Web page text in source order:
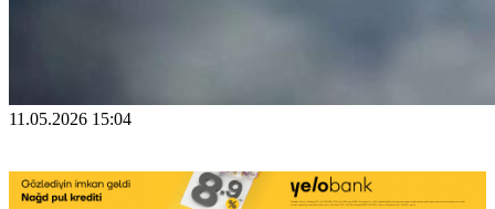
11.05.2026 15:04